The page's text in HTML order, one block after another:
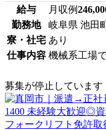
給与 月収例
勤務地
岐阜県 池田
寮・社宅 あり
仕事内容 機械系工場
募集が停止しています